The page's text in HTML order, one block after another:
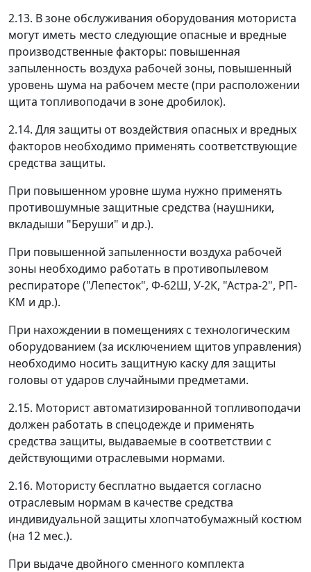
2.13. В зоне обслуживания оборудования моториста
могут иметь место следующие опасные и вредные
производственные факторы: повышенная
запыленность воздуха рабочей зоны, повышенный
уровень шума на рабочем месте (при расположении
щита топливоподачи в зоне дробилок).
2.14. Для защиты от воздействия опасных и вредных
факторов необходимо применять соответствующие
средства защиты.
При повышенном уровне шума нужно применять
противошумные защитные средства (наушники,
вкладыши "Беруши" и др.).
При повышенной запыленности воздуха рабочей
зоны необходимо работать в противопылевом
респираторе ("Лепесток", Ф-62Ш, У-2К, "Астра-2", РП-
КМ и др.).
При нахождении в помещениях с технологическим
оборудованием (за исключением щитов управления)
необходимо носить защитную каску для защиты
головы от ударов случайными предметами.
2.15. Моторист автоматизированной топливоподачи
должен работать в спецодежде и применять
средства защиты, выдаваемые в соответствии с
действующими отраслевыми нормами.
2.16. Мотористу бесплатно выдается согласно
отраслевым нормам в качестве средства
индивидуальной защиты хлопчатобумажный костюм
(на 12 мес.).
При выдаче двойного сменного комплекта